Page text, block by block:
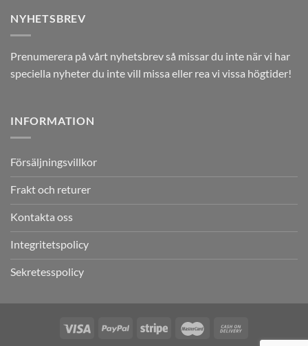
NYHETSBREV
Prenumerera på vårt nyhetsbrev så missar du inte när vi har
speciella nyheter du inte vill missa eller rea vi vissa högtider!
INFORMATION
Försäljningsvillkor
Frakt och returer
Kontakta oss
Integritetspolicy
Sekretesspolicy